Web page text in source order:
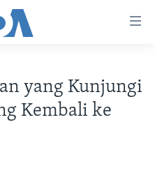
yang Kunjungi
Kembali ke